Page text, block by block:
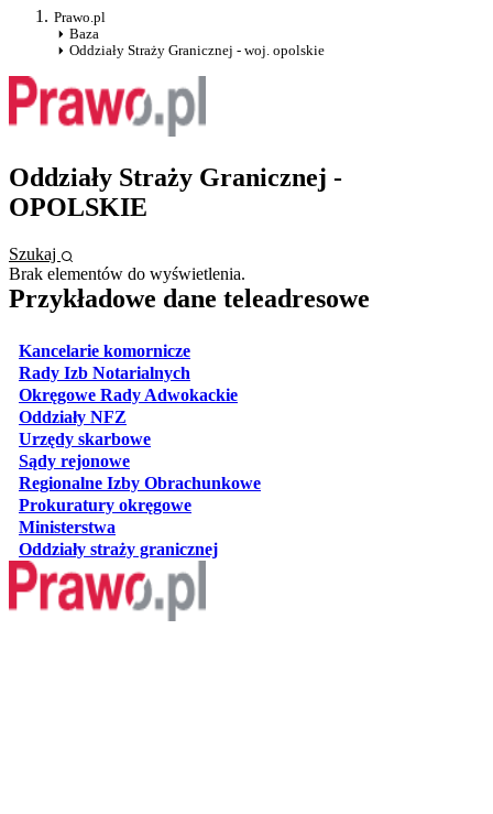
Prawo.pl
Baza
Oddziały Straży Granicznej - woj. opolskie
Oddziały Straży Granicznej -
OPOLSKIE
Szukaj
Brak elementów do wyświetlenia.
Przykładowe dane teleadresowe
Kancelarie komorniczeotwiera się w nowej karcie
Rady Izb Notarialnych
Okręgowe Rady Adwokackieotwiera się w nowej karcie
Oddziały NFZ
Urzędy skarboweotwiera się w nowej karcie
Sądy rejonoweotwiera się w nowej karcie
Regionalne Izby Obrachunkoweotwiera się w nowej karcie
Prokuratury okręgoweotwiera się w nowej karcie
Ministerstwa
Oddziały straży granicznejotwiera się w nowej karcie